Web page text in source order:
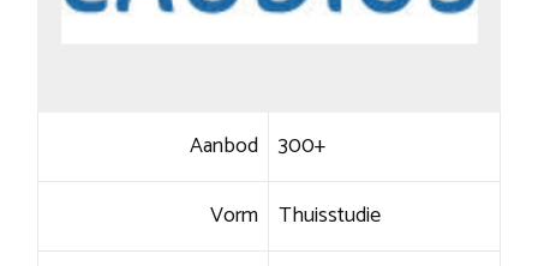
Aanbod 300+
Vorm Thuisstudie